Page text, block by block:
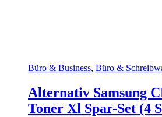
Büro & Business, Büro &
Alternativ Samsung
Toner Xl Spar-Set (4